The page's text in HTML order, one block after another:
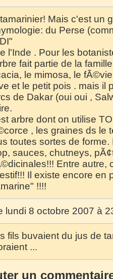
Mais c'est un
du Perse
l'Inde . Pour les
fait partie de la
le mimosa, le
et le petit pois . mais il
de Dakar (oui oui ,
arbre dont on utilise
, les graines ds le
toutes sortes de
sauces, chutneys,
Entre autre,
Il existe encore en
!!!!
lundi 8 octobre 2007 à
fils buvaient du jus de
...
un